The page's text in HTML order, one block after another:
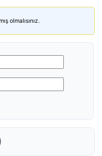
olmalısınız.